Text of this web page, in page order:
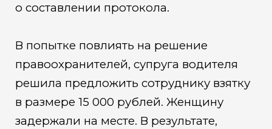
о составлении протокола.
В попытке повлиять на решение
правоохранителей, супруга водителя
решила предложить сотруднику взятку
в размере 15 000 рублей. Женщину
задержали на месте. В результате,